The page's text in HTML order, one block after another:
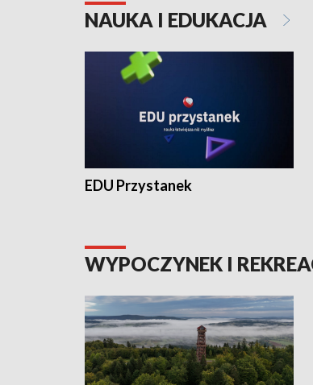
NAUKA I EDUKACJA
EDU Przystanek
WYPOCZYNEK I